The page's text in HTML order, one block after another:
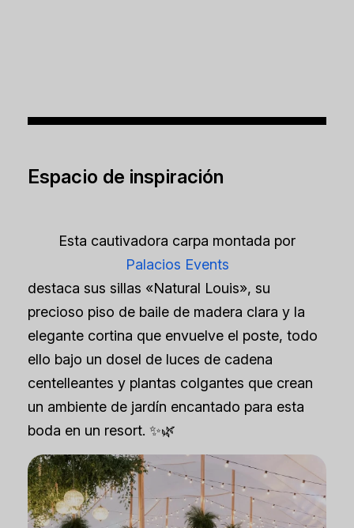
Espacio de inspiración
Esta cautivadora carpa montada por
Palacios Events
destaca sus sillas «Natural Louis», su
precioso piso de baile de madera clara y la
elegante cortina que envuelve el poste, todo
ello bajo un dosel de luces de cadena
centelleantes y plantas colgantes que crean
un ambiente de jardín encantado para esta
boda en un resort. ✨🌿